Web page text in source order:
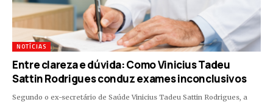
NOTÍCIAS
Entre clareza e dúvida: Como Vinicius Tadeu
Sattin Rodrigues conduz exames inconclusivos
Segundo o ex-secretário de Saúde Vinicius Tadeu Sattin Rodrigues, a